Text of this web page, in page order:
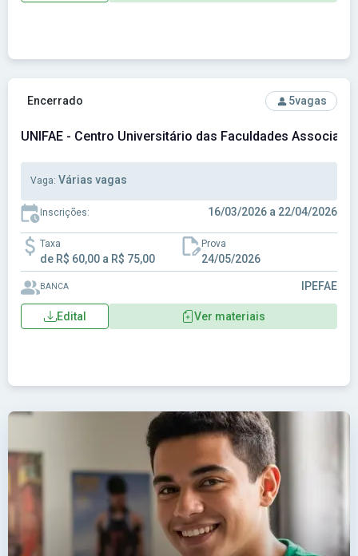
Ver concurso: UNIFAE - Centro Universitário das
Encerrado 5vagas
UNIFAE - Centro Universitário das Faculdades
Vaga: Várias vagas
Inscrições: 16/03/2026 a 22/04/2026
Taxa
de R$ 60,00 a R$ 75,00
Prova
24/05/2026
BANCA IPEFAE
Edital Ver materiais